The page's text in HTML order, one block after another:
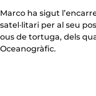
Marco ha sigut
satel·litari per al seu
ous de tortuga, dels
Oceanogràfic.